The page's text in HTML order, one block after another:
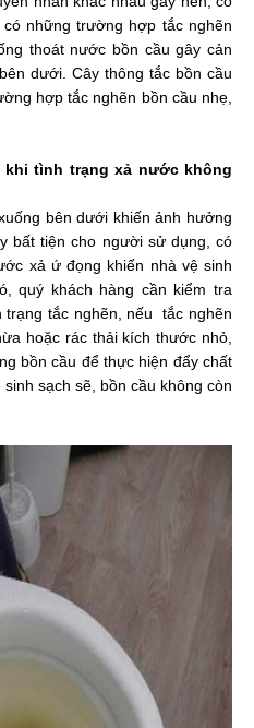
những trường hợp tắc nghẽn
thoát nước bồn cầu gây cản
dưới. Cây thông tắc bồn cầu
hợp tắc nghẽn bồn cầu nhẹ,
khi tình trạng xả nước không
bên dưới khiến ảnh hưởng
bất tiện cho người sử dụng, có
xả ứ đọng khiến nhà vệ sinh
quý khách hàng cần kiểm tra
trạng tắc nghẽn, nếu tắc nghẽn
hoặc rác thải kích thước nhỏ,
bồn cầu để thực hiện đẩy chất
sạch sẽ, bồn cầu không còn